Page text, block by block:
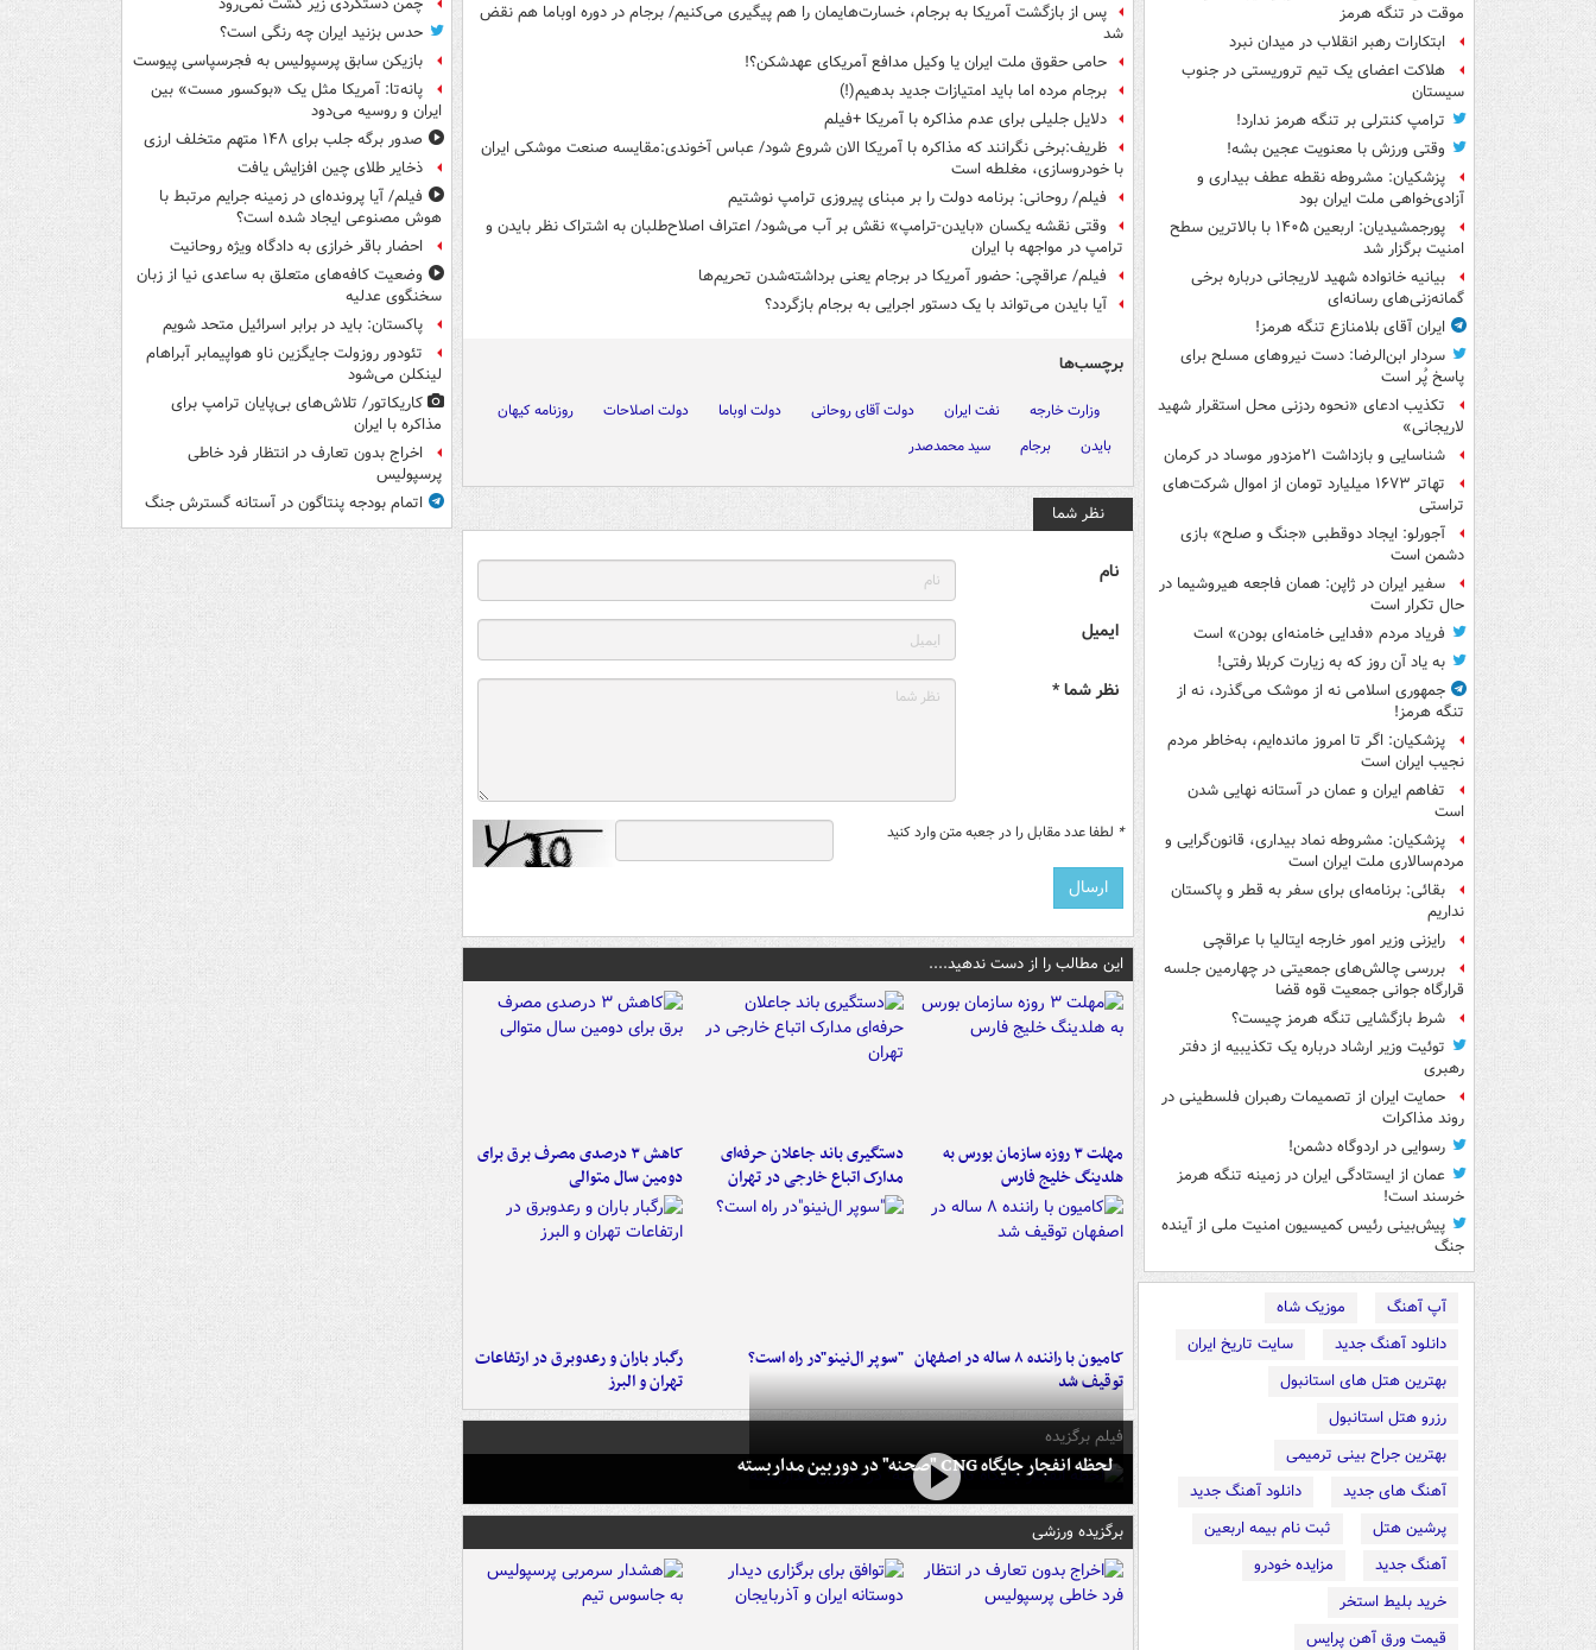
موقت در تنگه هرمز
ابتکارات رهبر انقلاب در میدان نبرد
هلاکت اعضای یک تیم تروریستی در جنوب
سیستان
ترامپ کنترلی بر تنگه هرمز ندارد!
وقتی ورزش با معنویت عجین بشه!
پزشکیان: مشروطه نقطه عطف بیداری و
آزادی‌خواهی ملت ایران بود
پورجمشیدیان: اربعین ۱۴۰۵ با بالاترین سطح
امنیت برگزار شد
بیانیه خانواده شهید لاریجانی درباره برخی
گمانه‌زنی‌های رسانه‌ای
ایران آقای بلامنازع تنگه هرمز!
سردار ابن‌الرضا: دست نیروهای مسلح برای
پاسخ پُر است
تکذیب ادعای «نحوه ردزنی محل استقرار شهید
لاریجانی»
شناسایی و بازداشت ۲۱مزدور موساد در کرمان
تهاتر ۱۶۷۳ میلیارد تومان از اموال شرکت‌های
تراستی
آجورلو: ایجاد دوقطبی «جنگ و صلح‌» بازی
دشمن است
سفیر ایران در ژاپن: همان فاجعه هیروشیما در
حال تکرار است
فریاد مردم «فدایی خامنه‌ای بودن» است
به یاد آن روز که به زیارت کربلا رفتی!
جمهوری اسلامی نه از موشک می‌گذرد، نه از
تنگه هرمز!
پزشکیان: اگر تا امروز مانده‌ایم، به‌خاطر مردم
نجیب ایران است
تفاهم ایران و عمان در آستانه نهایی شدن
است
پزشکیان: مشروطه نماد بیداری، قانون‌گرایی و
مردم‌سالاری ملت ایران است
بقائی: برنامه‌ای برای سفر به قطر و پاکستان
نداریم
رایزنی وزیر امور خارجه ایتالیا با عراقچی
بررسی چالش‌های جمعیتی در چهارمین جلسه
قرارگاه جوانی جمعیت قوه قضا
شرط بازگشایی تنگه هرمز چیست؟
توئیت وزیر ارشاد درباره یک تکذیبیه از دفتر
رهبری
حمایت ایران از تصمیمات رهبران فلسطینی در
روند مذاکرات
رسوایی در اردوگاه دشمن!
عمان از ایستادگی ایران در زمینه تنگه هرمز
خرسند است!
پیش‌بینی رئیس کمیسیون امنیت ملی از آینده
جنگ
آپ آهنگ
موزیک شاه
دانلود آهنگ جدید
سایت تاریخ ایران
بهترین هتل های استانبول
رزرو هتل استانبول
بهترین جراح بینی ترمیمی
آهنگ های جدید
دانلود آهنگ جدید
پرشین هتل
ثبت نام بیمه اربعین
آهنگ جدید
مزایده خودرو
خرید بلیط استخر
قیمت ورق آهن پرایس
پس از بازگشت آمریکا به برجام، خسارت‌هایمان را هم پیگیری می‌کنیم/ برجام در دوره اوباما هم نقض
شد
حامی حقوق ملت ایران یا وکیل مدافع آمریکای عهدشکن؟!
برجام مرده اما باید امتیازات جدید بدهیم(!)
دلایل جلیلی برای عدم مذاکره با آمریکا +فیلم
ظریف:برخی نگرانند که مذاکره با آمریکا الان شروع شود/ عباس آخوندی:مقایسه صنعت موشکی ایران
با خودروسازی، مغلطه است
فیلم/ روحانی: برنامه دولت را بر مبنای پیروزی ترامپ نوشتیم
وقتی نقشه یکسان «بایدن-ترامپ» نقش بر آب می‌شود/ اعتراف اصلاح‌طلبان به اشتراک نظر بایدن و
ترامپ در مواجهه با ایران
فیلم/ عراقچی: حضور آمریکا در برجام یعنی برداشته‌شدن تحریم‌ها
آیا بایدن می‌تواند با یک دستور اجرایی به برجام بازگردد؟
برچسب‌ها
وزارت خارجه نفت ایران دولت آقای روحانی دولت اوباما دولت اصلاحات
روزنامه کیهان
بایدن
برجام سید محمدصدر
نظر شما
نام
ایمیل
نظر شما *
* لطفا عدد مقابل را در جعبه متن وارد کنید
این مطالب را از دست ندهید....
مهلت ۳ روزه سازمان بورس به
هلدینگ خلیج فارس
دستگیری باند جاعلان حرفه‌ای
مدارک اتباع خارجی در تهران
کاهش ۳ درصدی مصرف برق برای
دومین سال متوالی
کامیون با راننده ۸ ساله در اصفهان
توقیف شد
"سوپر ال‌نینو"در راه است؟
رگبار باران و رعدوبرق در ارتفاعات
تهران و البرز
فیلم برگزیده
لحظه انفجار جایگاه CNG "صحنه" در دوربین مداربسته
برگزیده ورزشی
چمن دستگردی زیر کشت نمی‌رود
حدس بزنید ایران چه رنگی است؟
بازیکن سابق پرسپولیس به فجرسپاسی پیوست
پانه‌تا: آمریکا مثل یک «بوکسور مست» بین
ایران و روسیه می‌دود
صدور برگه جلب برای ۱۴۸ متهم متخلف ارزی
ذخایر طلای چین افزایش یافت
فیلم/ آیا پرونده‌ای در زمینه جرایم مرتبط با
هوش مصنوعی ایجاد شده است؟
احضار باقر خرازی به دادگاه ویژه روحانیت
وضعیت کافه‌های متعلق به ساعدی نیا از زبان
سخنگوی عدلیه
پاکستان: باید در برابر اسرائیل متحد شویم
تئودور روزولت جایگزین ناو هواپیمابر آبراهام
لینکلن می‌شود
کاریکاتور/ تلاش‌های بی‌پایان ترامپ برای
مذاکره با ایران
اخراج بدون تعارف در انتظار فرد خاطی
پرسپولیس
اتمام بودجه پنتاگون در آستانه گسترش جنگ